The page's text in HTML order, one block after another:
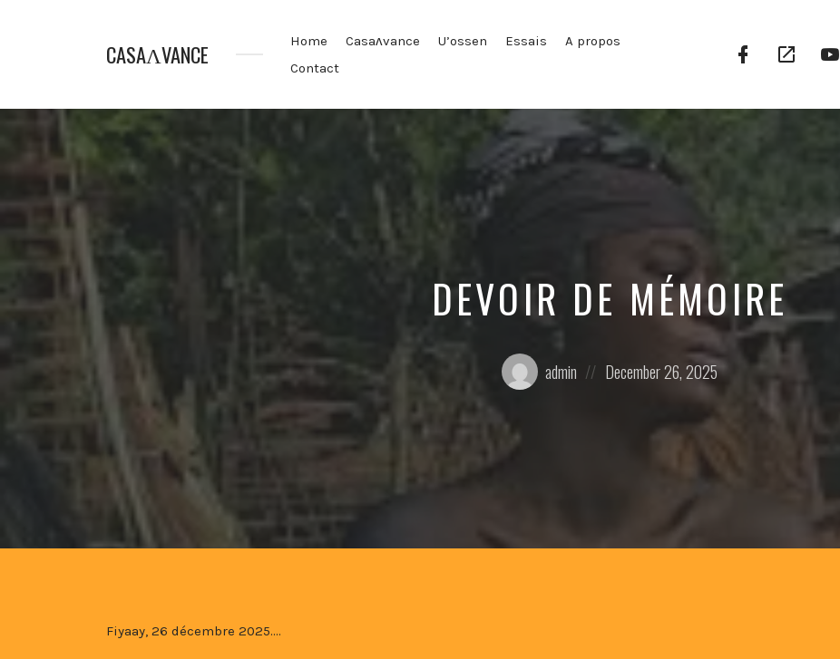
CASAɅVANCE
aVance…
Home Casaʌvance U’ossen Essais
A propos
Contact
Facebook
Profile
Google
Play
DEVOIR DE MÉMOIRE
Posted
by:
admin
Posted
on
December 26, 2025
Fiyaay, 26 décembre 2025….